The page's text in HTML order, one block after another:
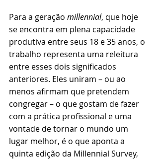
Para a geração millennial, que hoje
se encontra em plena capacidade
produtiva entre seus 18 e 35 anos, o
trabalho representa uma releitura
entre esses dois significados
anteriores. Eles uniram – ou ao
menos afirmam que pretendem
congregar – o que gostam de fazer
com a prática profissional e uma
vontade de tornar o mundo um
lugar melhor, é o que aponta a
quinta edição da Millennial Survey,